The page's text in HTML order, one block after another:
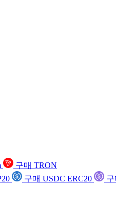
구매 TRON
구매 USDC ERC20
구